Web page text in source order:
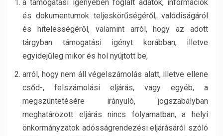
a támogatási igényében foglalt adatok, információk
és dokumentumok teljeskörűségéről, valódiságáról
és hitelességéről, valamint arról, hogy az adott
tárgyban támogatási igényt korábban, illetve
egyidejűleg mikor és hol nyújtott be,
arról, hogy nem áll végelszámolás alatt, illetve ellene
csőd-, felszámolási eljárás, vagy egyéb, a
megszüntetésére irányuló, jogszabályban
meghatározott eljárás nincs folyamatban, a helyi
önkormányzatok adósságrendezési eljárásáról szóló